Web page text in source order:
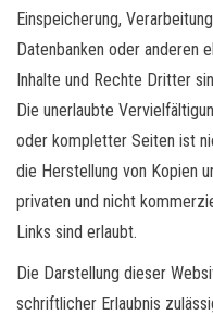
Einspeicherung,
Datenbanken oder anderen
Inhalte und Rechte Dritter
Die unerlaubte
oder kompletter Seiten ist
die Herstellung von Kopien
privaten und nicht
Links sind erlaubt.
Die Darstellung dieser
schriftlicher Erlaubnis